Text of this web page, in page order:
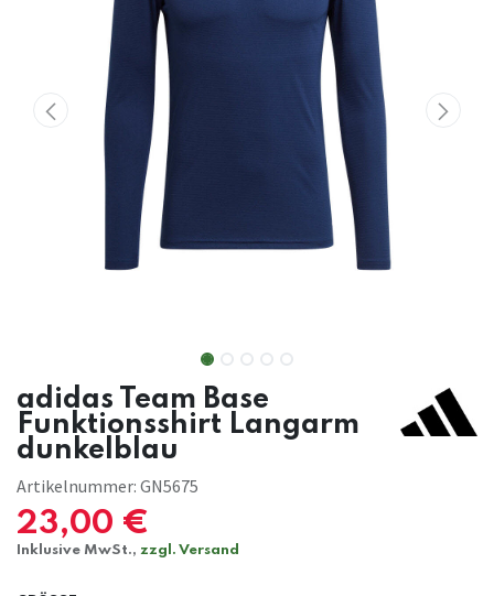
adidas Team Base
Funktionsshirt Langarm
dunkelblau
Artikelnummer: GN5675
23,00 €
Inklusive MwSt., zzgl. Versand